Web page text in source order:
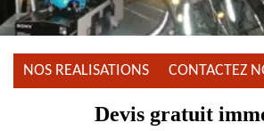
NOS REALISATIONS CONTACTEZ
Devis gratuit